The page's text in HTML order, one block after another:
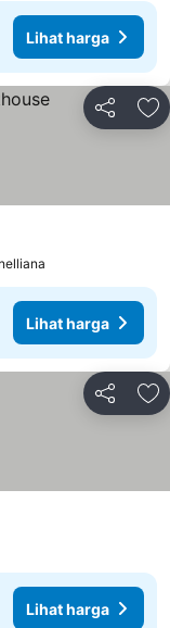
Lihat harga
Bagikan
Lihat harga
Bagikan
Lihat harga